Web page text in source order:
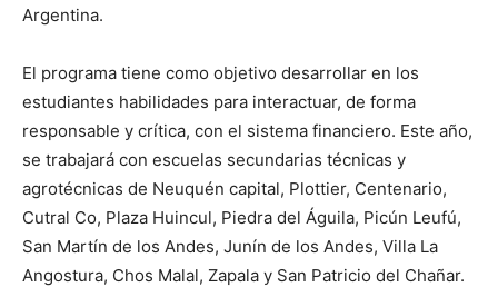
Argentina.
El programa tiene como objetivo desarrollar en los
estudiantes habilidades para interactuar, de forma
responsable y crítica, con el sistema financiero. Este año,
se trabajará con escuelas secundarias técnicas y
agrotécnicas de Neuquén capital, Plottier, Centenario,
Cutral Co, Plaza Huincul, Piedra del Águila, Picún Leufú,
San Martín de los Andes, Junín de los Andes, Villa La
Angostura, Chos Malal, Zapala y San Patricio del Chañar.